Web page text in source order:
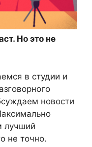
Но это не
в студии и
новости
лучший
не точно.